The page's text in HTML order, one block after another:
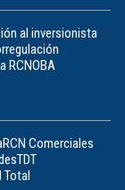
al inversionista
RCNOBA
RCN Comerciales
TDT
Total